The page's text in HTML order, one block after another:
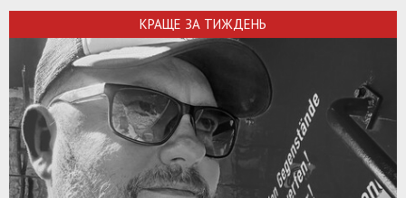
КРАЩЕ ЗА ТИЖДЕНЬ